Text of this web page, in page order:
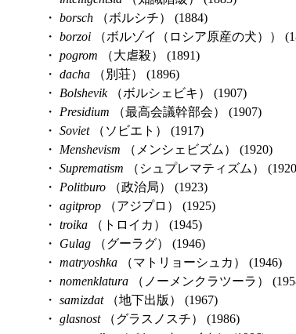
・ borsch （ボルシチ） (1884)
・ borzoi （ボルゾイ（ロシア原産の犬））
・ pogrom （大虐殺） (1891)
・ dacha （別荘） (1896)
・ Bolshevik（ボルシェビキ） (1907)
・ Presidium （最高会議幹部会） (1907)
・ Soviet（ソビエト） (1917)
・ Menshevism （メンシェビズム） (1920)
・ Suprematism （シュプレマティズム）
・ Politburo （政治局） (1923)
・ agitprop （アジプロ） (1925)
・ troika （トロイカ） (1945)
・ Gulag （グーラグ） (1946)
・ matryoshka （マトリョーシュカ） (1946)
・ nomenklatura （ノーメンクラツーラ）
・ samizdat（地下出版） (1967)
・ glasnost（グラスノスチ） (1986)